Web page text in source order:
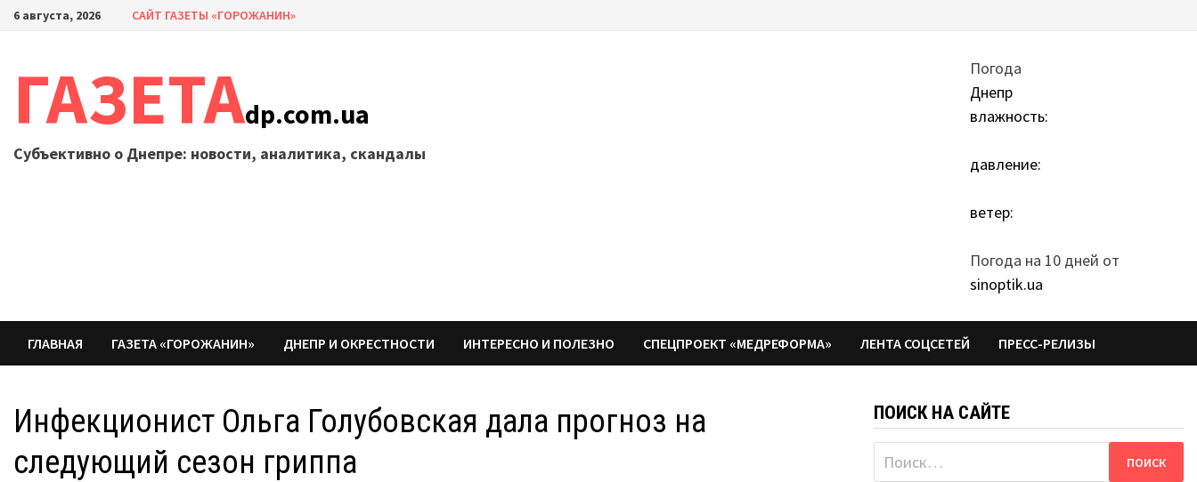
Перейти
6 августа, 2026 САЙТ ГАЗЕТЫ «ГОРОЖАНИН»
ГАЗЕТАdp.com.ua
Субъективно о Днепре: новости, аналитика, скандалы
Погода
Днепр
влажность:
давление:
ветер:
Погода на 10 дней от
sinoptik.ua
ГЛАВНАЯ ГАЗЕТА «ГОРОЖАНИН» ДНЕПР И ОКРЕСТНОСТИ ИНТЕРЕСНО И ПОЛЕЗНО СПЕЦПРОЕКТ «МЕДРЕФОРМА» ЛЕНТА СОЦСЕТЕЙ ПРЕСС-РЕЛИЗЫ
Инфекционист Ольга Голубовская дала прогноз на
следующий сезон гриппа
ПОИСК НА САЙТЕ
Найти: